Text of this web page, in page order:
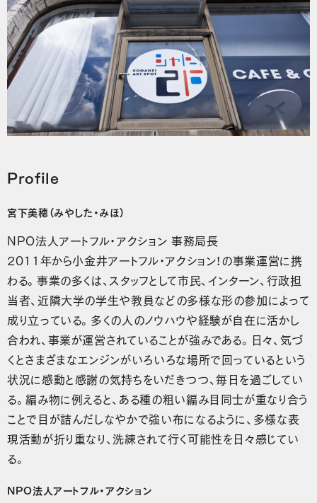
Profile
宮下美穂（みやした・みほ）
NPO法人アートフル・アクション 事務局長
2011年から小金井アートフル・アクション！の事業運営に携
わる。事業の多くは、スタッフとして市民、インターン、行政担
当者、近隣大学の学生や教員などの多様な形の参加によって
成り立っている。多くの人のノウハウや経験が自在に活かし
合われ、事業が運営されていることが強みである。日々、気づ
くとさまざまなエンジンがいろいろな場所で回っているという
状況に感動と感謝の気持ちをいだきつつ、毎日を過ごしてい
る。編み物に例えると、ある種の粗い編み目同士が重なり合う
ことで目が詰んだしなやかで強い布になるように、多様な表
現活動が折り重なり、洗練されて行く可能性を日々感じてい
る。
NPO法人アートフル・アクション